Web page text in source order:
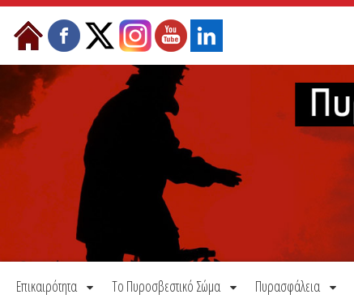
Μετάβαση στο περιεχόμενο
Επικαιρότητα Το Πυροσβεστικό Σώμα Πυρασφάλεια